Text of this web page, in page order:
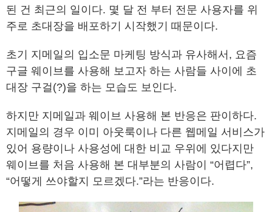
된 건 최근의 일이다. 몇 달 전 부터 전문 사용자를 위
주로 초대장을 배포하기 시작했기 때문이다.
초기 지메일의 입소문 마케팅 방식과 유사해서, 요즘
구글 웨이브를 사용해 보고자 하는 사람들 사이에 초
대장 구걸(?)을 하는 모습도 보인다.
하지만 지메일과 웨이브 사용해 본 반응은 판이하다.
지메일의 경우 이미 아웃룩이나 다른 웹메일 서비스가
있어 용량이나 사용성에 대한 비교 우위에 있다지만
웨이브를 처음 사용해 본 대부분의 사람이 “어렵다”,
“어떻게 쓰야할지 모르겠다.”라는 반응이다.